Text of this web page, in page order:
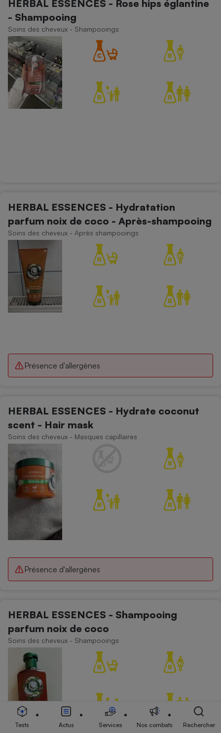
HERBAL ESSENCES - Rose hips églantine
- Shampooing
Soins des cheveux - Shampooings
HERBAL ESSENCES - Hydratation
parfum noix de coco - Après-shampooing
Soins des cheveux - Après shampooings
Présence d'allergènes
HERBAL ESSENCES - Hydrate coconut
scent - Hair mask
Soins des cheveux - Masques capillaires
Présence d'allergènes
HERBAL ESSENCES - Shampooing
parfum noix de coco
Soins des cheveux - Shampooings
Tests Actus Services Nos combats Rechercher